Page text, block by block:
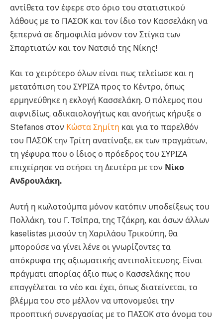
αντίθετα τον έφερε στο όριο του στατιστικού
λάθους με το ΠΑΣΟΚ και τον ίδιο τον Κασσελάκη να
ξεπερνά σε δημοφιλία μόνον τον Στίγκα των
Σπαρτιατών και τον Νατσιό της Νίκης!
Και το χειρότερο όλων είναι πως τελείωσε και η
μετατόπιση του ΣΥΡΙΖΑ προς το Κέντρο, όπως
ερμηνεύθηκε η εκλογή Κασσελάκη. Ο πόλεμος που
αιφνιδίως, αδικαιολογήτως και ανοήτως κήρυξε ο
Stefanos στον Κώστα Σημίτη και για το παρελθόν
του ΠΑΣΟΚ την Τρίτη ανατίναξε, εκ των πραγμάτων,
τη γέφυρα που ο ίδιος ο πρόεδρος του ΣΥΡΙΖΑ
επιχείρησε να στήσει τη Δευτέρα με τον Νίκο
Ανδρουλάκη.
Αυτή η κωλοτούμπα μόνον κατόπιν υποδείξεως του
Πολλάκη, του Γ. Τσίπρα, της Τζάκρη, και όσων άλλων
kaselistas μισούν τη Χαριλάου Τρικούπη, θα
μπορούσε να γίνει λένε οι γνωρίζοντες τα
απόκρυφα της αξιωματικής αντιπολίτευσης. Είναι
πράγματι απορίας άξιο πως ο Κασσελάκης που
επαγγέλεται το νέο και έχει, όπως διατείνεται, το
βλέμμα του στο μέλλον να υπονομεύει την
προοπτική συνεργασίας με το ΠΑΣΟΚ στο όνομα του